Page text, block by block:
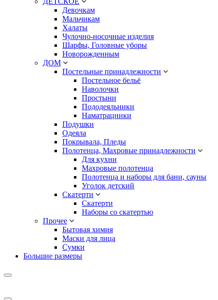
Девочкам
Мальчикам
Халаты
Чулочно-носочные изделия
Шарфы, Головные уборы
Новорожденным
ДОМ
Постельные принадлежности
Постельное бельё
Наволочки
Простыни
Пододеяльники
Наматрацники
Подушки
Одеяла
Покрывала, Пледы
Полотенца, Махровые принадлежности
Для кухни
Махровые полотенца
Полотенца и наборы для бани, сауны
Уголок детский
Скатерти
Скатерти
Наборы со скатертью
Прочее
Бытовая химия
Маски для лица
Сумки
Большие размеры